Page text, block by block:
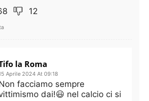
12
la Roma
Aprile 2024 At 09:18
facciamo sempre
dai!😃 nel calcio ci si